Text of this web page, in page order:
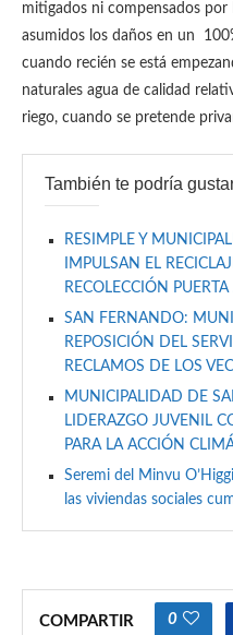
mitigados ni compensados por
asumidos los daños en un
cuando recién se está
naturales agua de calidad
riego, cuando se pretende
También te podría
RESIMPLE Y
IMPULSAN EL
RECOLECCIÓN PUERTA
SAN FERNANDO:
REPOSICIÓN DEL
RECLAMOS DE LOS
MUNICIPALIDAD DE
LIDERAZGO JUVENIL
PARA LA ACCIÓN
Seremi del Minvu
las viviendas sociales
COMPARTIR 0